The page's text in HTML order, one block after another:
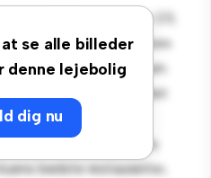
se alle billeder
denne lejebolig
dig nu
på Grønnelunden 23,
moderne 3-værelses
hyggeligt opholdsrum.
til at underholde, og det
de bedste hårde
beliggenhed vil du
bedste restauranter,